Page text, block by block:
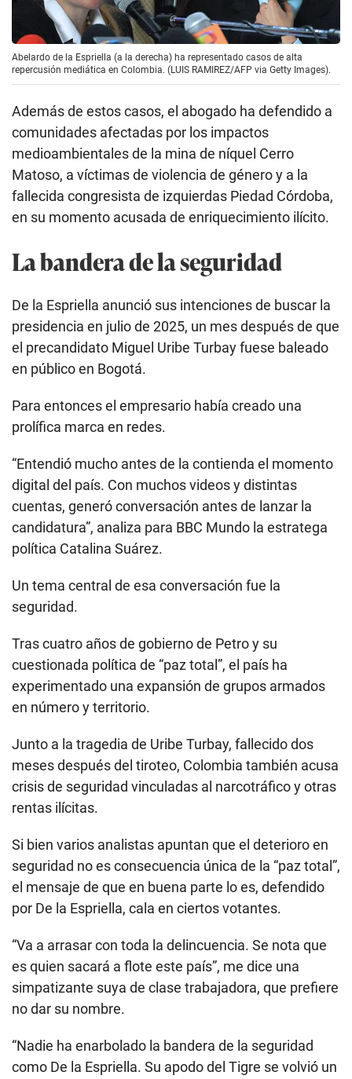
Abelardo de la Espriella (a la derecha) ha representado casos de alta
repercusión mediática en Colombia. (LUIS RAMIREZ/AFP via Getty Images).
Además de estos casos, el abogado ha defendido a
comunidades afectadas por los impactos
medioambientales de la mina de níquel Cerro
Matoso, a víctimas de violencia de género y a la
fallecida congresista de izquierdas Piedad Córdoba,
en su momento acusada de enriquecimiento ilícito.
La bandera de la seguridad
De la Espriella anunció sus intenciones de buscar la
presidencia en julio de 2025, un mes después de que
el precandidato Miguel Uribe Turbay fuese baleado
en público en Bogotá.
Para entonces el empresario había creado una
prolífica marca en redes.
“Entendió mucho antes de la contienda el momento
digital del país. Con muchos videos y distintas
cuentas, generó conversación antes de lanzar la
candidatura”, analiza para BBC Mundo la estratega
política Catalina Suárez.
Un tema central de esa conversación fue la
seguridad.
Tras cuatro años de gobierno de Petro y su
cuestionada política de “paz total”, el país ha
experimentado una expansión de grupos armados
en número y territorio.
Junto a la tragedia de Uribe Turbay, fallecido dos
meses después del tiroteo, Colombia también acusa
crisis de seguridad vinculadas al narcotráfico y otras
rentas ilícitas.
Si bien varios analistas apuntan que el deterioro en
seguridad no es consecuencia única de la “paz total”,
el mensaje de que en buena parte lo es, defendido
por De la Espriella, cala en ciertos votantes.
“Va a arrasar con toda la delincuencia. Se nota que
es quien sacará a flote este país”, me dice una
simpatizante suya de clase trabajadora, que prefiere
no dar su nombre.
“Nadie ha enarbolado la bandera de la seguridad
como De la Espriella. Su apodo del Tigre se volvió un